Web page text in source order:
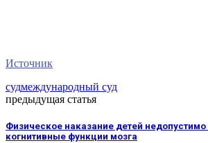
Источник
судмеждународный суд
предыдущая статья
Физическое наказание детей
когнитивные функции мозга